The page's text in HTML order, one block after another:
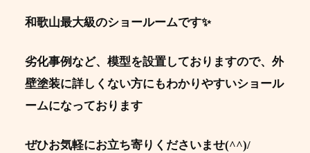
和歌山最大級のショールームです✨
劣化事例など、模型を設置しておりますので、外
壁塗装に詳しくない方にもわかりやすいショール
ームになっております
ぜひお気軽にお立ち寄りくださいませ(^^)/